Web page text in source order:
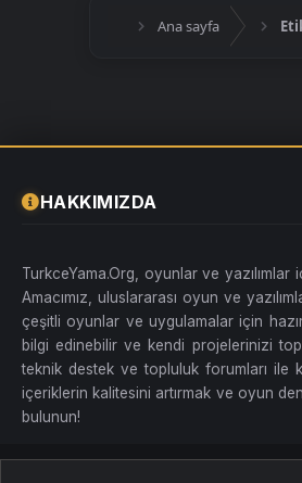
Ana sayfa
HAKKIMIZDA
TurkceYama.Org, oyunlar ve
Amacımız, uluslararası oyun ve
çeşitli oyunlar ve uygulamalar için
bilgi edinebilir ve kendi projelerinizi
teknik destek ve topluluk forumları ile
içeriklerin kalitesini artırmak ve oyun
bulunun!